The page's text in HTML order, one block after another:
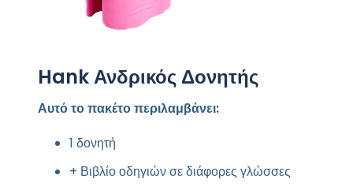
Hank Ανδρικός Δονητής
Αυτό το πακέτο περιλαμβάνει:
1 δονητή
+ Βιβλίο οδηγιών σε διάφορες γλώσσες